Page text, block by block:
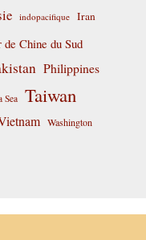
indopacifique Iran
de Chine du Sud
Philippines
Sea Taiwan
Washington